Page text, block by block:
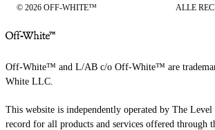
© 2026 OFF-WHITE™ ALLE
Off-White™ and L/AB c/o Off-White™ are
White LLC.
This website is independently operated by The
record for all products and services offered through